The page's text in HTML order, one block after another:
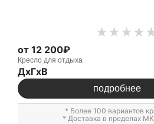
от 12 200₽
Кресло для отдыха
ДxГxВ
подробнее
* Более 100 вариантов
* Доставка в пределах